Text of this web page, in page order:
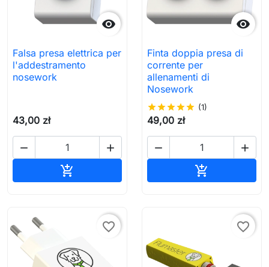

Falsa presa elettrica per
l'addestramento
nosework
43,00 zł
 


Finta doppia presa di
corrente per
allenamenti di
Nosework
starstarstarstarstar (1)
49,00 zł
 

favorite_border favorite_border